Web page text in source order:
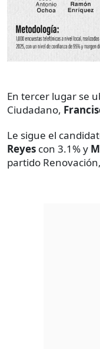
En tercer lugar se
Ciudadano,
Le sigue el
Reyes con 3.1% y
partido